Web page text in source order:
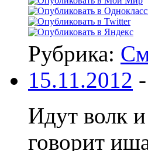
Рубрика:
15.11.2012 -
Идут волк
говорит